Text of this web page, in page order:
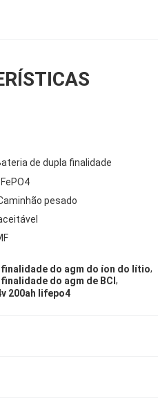
de dupla finalidade
pesado
finalidade do agm do íon do lítio,
do agm de BCI ,
200ah lifepo4